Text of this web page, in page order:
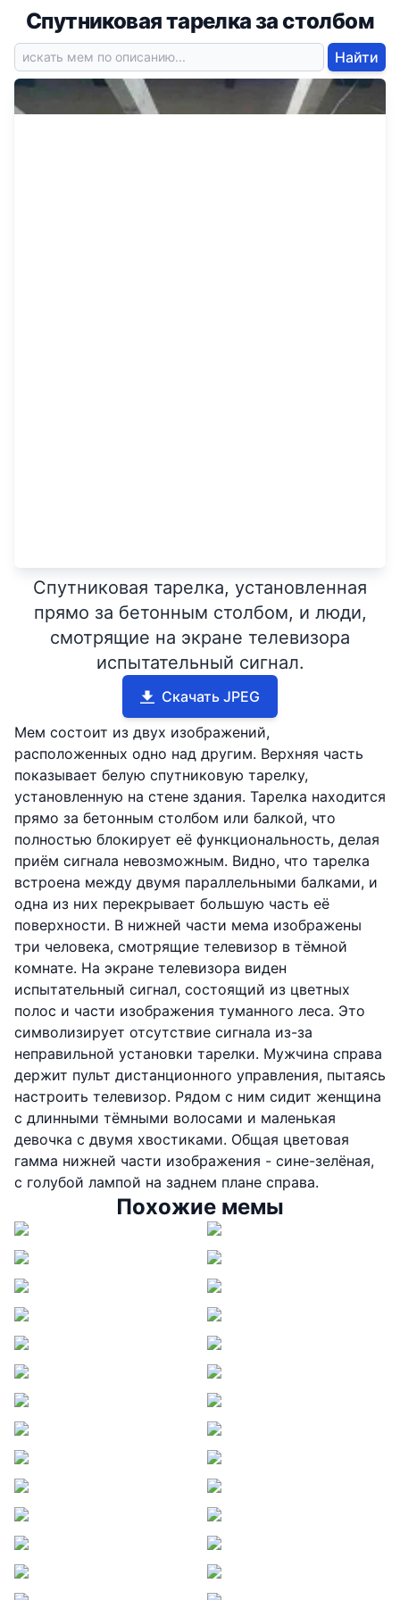
Спутниковая тарелка за столбом
Найти
Спутниковая тарелка, установленная
прямо за бетонным столбом, и люди,
смотрящие на экране телевизора
испытательный сигнал.
Скачать JPEG
Мем состоит из двух изображений,
расположенных одно над другим. Верхняя часть
показывает белую спутниковую тарелку,
установленную на стене здания. Тарелка находится
прямо за бетонным столбом или балкой, что
полностью блокирует её функциональность, делая
приём сигнала невозможным. Видно, что тарелка
встроена между двумя параллельными балками, и
одна из них перекрывает большую часть её
поверхности. В нижней части мема изображены
три человека, смотрящие телевизор в тёмной
комнате. На экране телевизора виден
испытательный сигнал, состоящий из цветных
полос и части изображения туманного леса. Это
символизирует отсутствие сигнала из-за
неправильной установки тарелки. Мужчина справа
держит пульт дистанционного управления, пытаясь
настроить телевизор. Рядом с ним сидит женщина
с длинными тёмными волосами и маленькая
девочка с двумя хвостиками. Общая цветовая
гамма нижней части изображения - сине-зелёная,
с голубой лампой на заднем плане справа.
Похожие мемы